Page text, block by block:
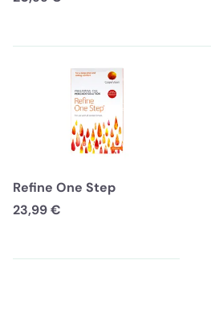
Refine One Step
23,99 €